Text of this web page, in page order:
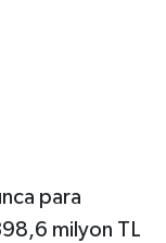
para
milyon TL